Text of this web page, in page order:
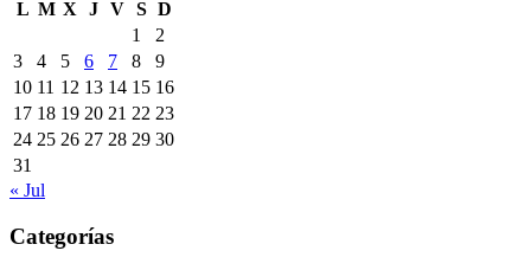
L M X J V S D
1
2
3
4 5 6 7 8
9
10 11 12 13 14 15 16
17 18 19 20 21 22 23
24 25 26 27 28 29 30
31
« Jul
Categorías